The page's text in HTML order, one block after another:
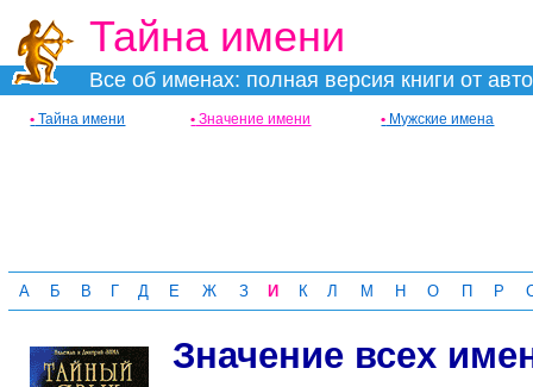
Тайна имени
Все об именах: полная версия книги от
• Тайна имени • Значение имени • Мужские имена
А Б В Г Д Е Ж З И К Л М Н О П Р
Значение всех